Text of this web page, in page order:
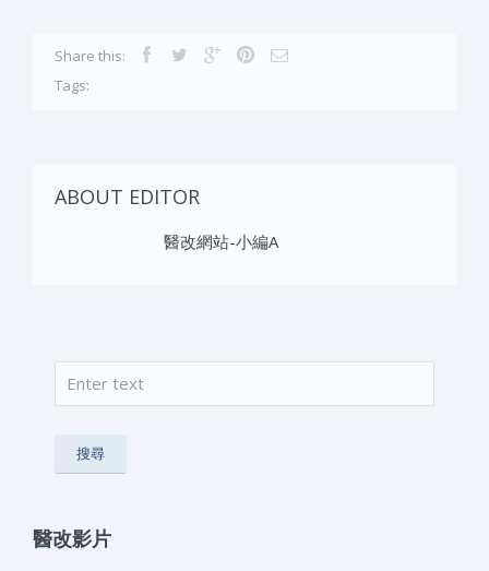
Share this:
Tags:
ABOUT EDITOR
醫改網站-小編A
搜尋表單
醫改影片